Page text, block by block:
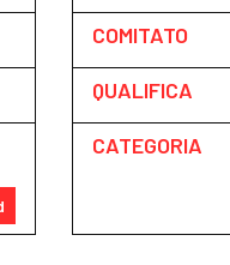
COMITATO
QUALIFICA
CATEGORIA